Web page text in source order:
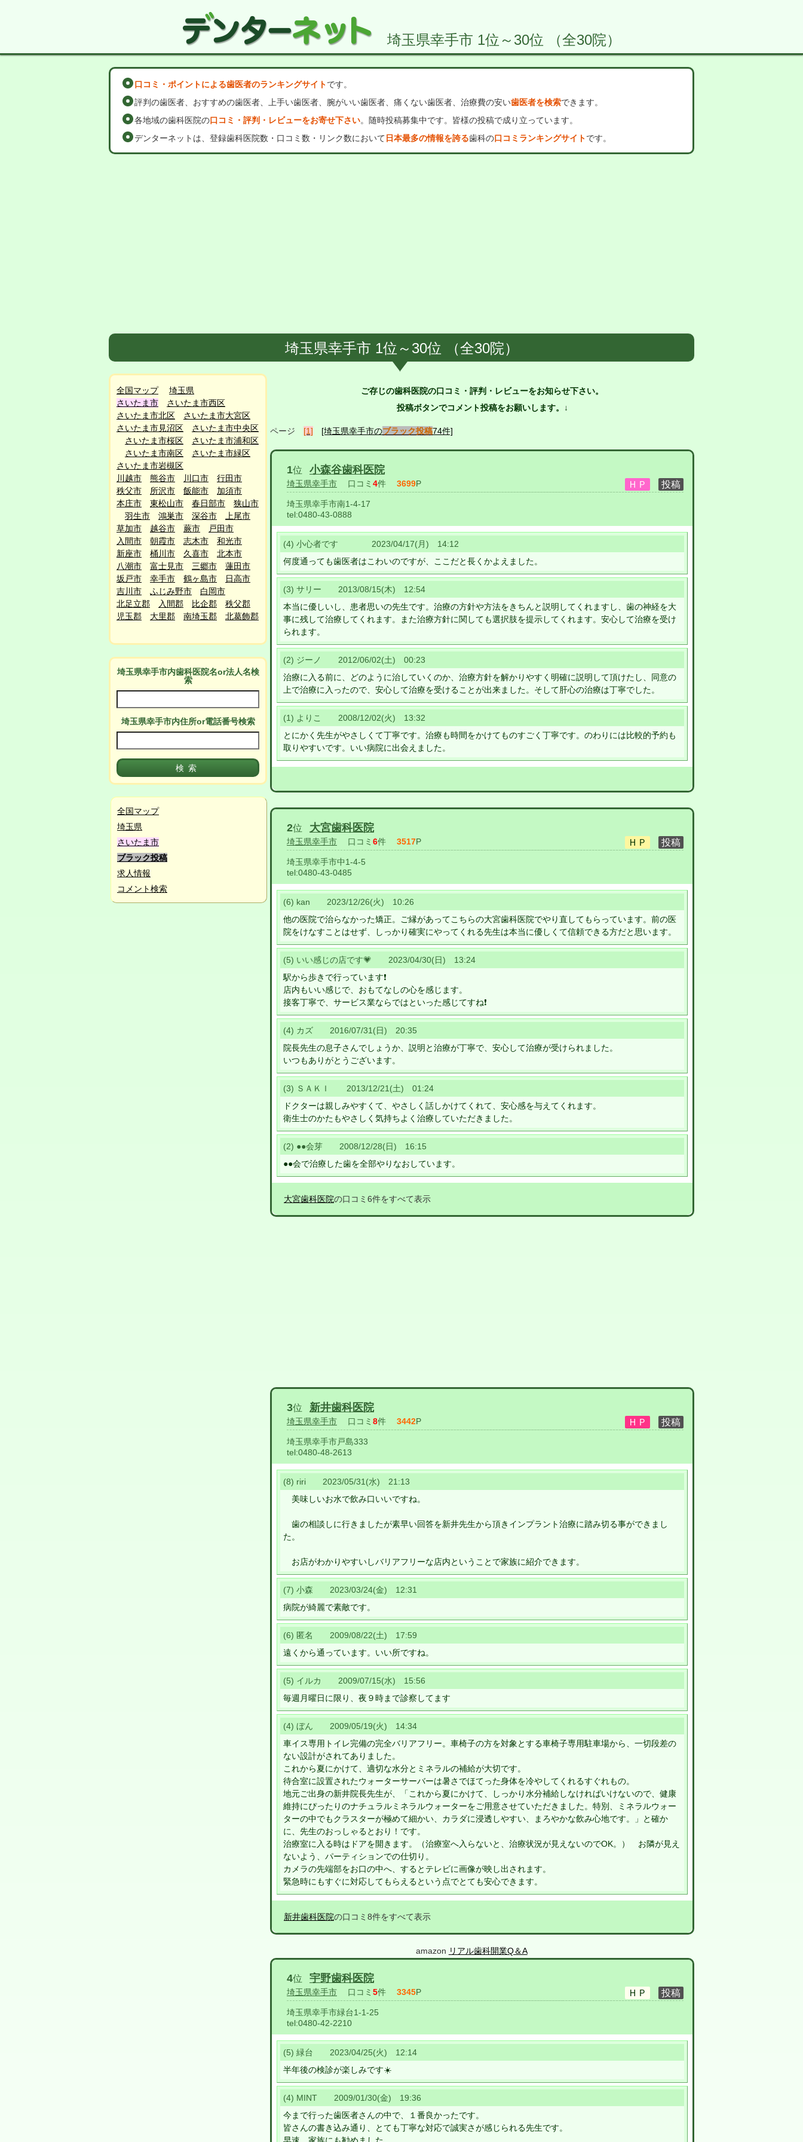
埼玉県幸手市 1位～30位 （全30院）
口コミ・ポイントによる歯医者のランキングサイトです。
評判の歯医者、おすすめの歯医者、上手い歯医者、腕がいい歯医者、痛くない歯医者、治療費の安い歯医者を検索できます。
各地域の歯科医院の口コミ・評判・レビューをお寄せ下さい。随時投稿募集中です。皆様の投稿で成り立っています。
デンターネットは、登録歯科医院数・口コミ数・リンク数において 日本最多の情報を誇る歯科の口コミランキングサイトです。
埼玉県幸手市 1位～30位 （全30院）
全国マップ
埼玉県
さいたま市
さいたま市西区
さいたま市北区
さいたま市大宮区
さいたま市見沼区
さいたま市中央区
さいたま市桜区
さいたま市浦和区
さいたま市南区
さいたま市緑区
さいたま市岩槻区
川越市
熊谷市 川口市
行田市
秩父市
所沢市 飯能市
加須市
本庄市
東松山市 春日部市
狭山市
羽生市
鴻巣市 深谷市
上尾市
草加市
越谷市 蕨市
戸田市
入間市
朝霞市 志木市
和光市
新座市
桶川市 久喜市
北本市
八潮市
富士見市 三郷市
蓮田市
坂戸市
幸手市 鶴ヶ島市
日高市
吉川市
ふじみ野市
白岡市
北足立郡
入間郡 比企郡
秩父郡
児玉郡
大里郡 南埼玉郡 北葛飾郡
埼玉県幸手市内歯科医院名or法人名検
索
埼玉県幸手市内住所or電話番号検索
全国マップ
埼玉県
さいたま市
ブラック投稿
求人情報
コメント検索
ご存じの歯科医院の口コミ・評判・レビューをお知らせ下さい。
投稿ボタンでコメント投稿をお願いします。↓
ページ [1] [埼玉県幸手市のブラック投稿74件]
1位 小森谷歯科医院
埼玉県幸手市 口コミ 4件 3699P
埼玉県幸手市南1-4-17
tel:0480-43-0888
(4) 小心者です 2023/04/17(月) 14:12
何度通っても歯医者はこわいのですが、ここだと長くかよえました。
(3) サリー 2013/08/15(木) 12:54
本当に優しいし、患者思いの先生です。治療の方針や方法をきちんと説明してくれますし、歯の神経を大
事に残して治療してくれます。また治療方針に関しても選択肢を提示してくれます。安心して治療を受け
られます。
(2) ジーノ 2012/06/02(土) 00:23
治療に入る前に、どのように治していくのか、治療方針を解かりやすく明確に説明して頂けたし、同意の
上で治療に入ったので、安心して治療を受けることが出来ました。そして肝心の治療は丁寧でした。
(1) よりこ 2008/12/02(火) 13:32
とにかく先生がやさしくて丁寧です。治療も時間をかけてものすごく丁寧です。のわりには比較的予約も
取りやすいです。いい病院に出会えました。
2位 大宮歯科医院
埼玉県幸手市 口コミ 6件 3517P
埼玉県幸手市中1-4-5
tel:0480-43-0485
(6) kan 2023/12/26(火) 10:26
他の医院で治らなかった矯正。ご縁があってこちらの大宮歯科医院でやり直してもらっています。前の医
院をけなすことはせず、しっかり確実にやってくれる先生は本当に優しくて信頼できる方だと思います。
(5) いい感じの店です💗 2023/04/30(日) 13:24
駅から歩きで行っています❗️
店内もいい感じで、おもてなしの心を感じます。
接客丁寧で、サービス業ならではといった感じてすね❗️
(4) カズ 2016/07/31(日) 20:35
院長先生の息子さんでしょうか、説明と治療が丁寧で、安心して治療が受けられました。
いつもありがとうございます。
(3) ＳＡＫＩ 2013/12/21(土) 01:24
ドクターは親しみやすくて、やさしく話しかけてくれて、安心感を与えてくれます。
衛生士のかたもやさしく気持ちよく治療していただきました。
(2) ●●会芽 2008/12/28(日) 16:15
●●会で治療した歯を全部やりなおしています。
大宮歯科医院の口コミ6件をすべて表示
3位 新井歯科医院
埼玉県幸手市 口コミ 8件 3442P
埼玉県幸手市戸島333
tel:0480-48-2613
(8) riri 2023/05/31(水) 21:13
美味しいお水で飲み口いいですね。
歯の相談しに行きましたが素早い回答を新井先生から頂きインプラント治療に踏み切る事ができまし
た。
お店がわかりやすいしバリアフリーな店内ということで家族に紹介できます。
(7) 小森 2023/03/24(金) 12:31
病院が綺麗で素敵です。
(6) 匿名 2009/08/22(土) 17:59
遠くから通っています。いい所ですね。
(5) イルカ 2009/07/15(水) 15:56
毎週月曜日に限り、夜９時まで診察してます
(4) ぼん 2009/05/19(火) 14:34
車イス専用トイレ完備の完全バリアフリー。車椅子の方を対象とする車椅子専用駐車場から、一切段差の
ない設計がされてありました。
これから夏にかけて、適切な水分とミネラルの補給が大切です。
待合室に設置されたウォーターサーバーは暑さでほてった身体を冷やしてくれるすぐれもの。
地元ご出身の新井院長先生が、「これから夏にかけて、しっかり水分補給しなければいけないので、健康
維持にぴったりのナチュラルミネラルウォーターをご用意させていただきました。特別、ミネラルウォー
ターの中でもクラスターが極めて細かい、カラダに浸透しやすい、まろやかな飲み心地です。」と確か
に、先生のおっしゃるとおり！です。
治療室に入る時はドアを開きます。（治療室へ入らないと、治療状況が見えないのでOK。） お隣が見え
ないよう、パーティションでの仕切り。
カメラの先端部をお口の中へ、するとテレビに画像が映し出されます。
緊急時にもすぐに対応してもらえるという点でとても安心できます。
新井歯科医院の口コミ8件をすべて表示
amazon リアル歯科開業Q＆A
4位 宇野歯科医院
埼玉県幸手市 口コミ 5件 3345P
埼玉県幸手市緑台1-1-25
tel:0480-42-2210
(5) 緑台 2023/04/25(火) 12:14
半年後の検診が楽しみです☀️
(4) MINT 2009/01/30(金) 19:36
今まで行った歯医者さんの中で、１番良かったです。
皆さんの書き込み通り、とても丁寧な対応で誠実さが感じられる先生です。